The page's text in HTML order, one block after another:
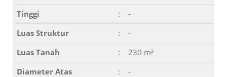
Tinggi
:
-
Luas Struktur
:
-
Luas Tanah
:
230 m²
Diameter Atas
:
-